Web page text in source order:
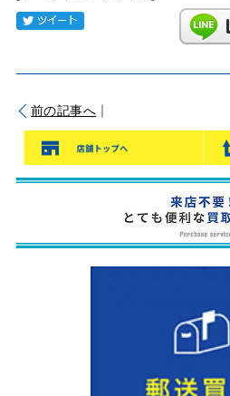
Tweet
前の記事へ ｜